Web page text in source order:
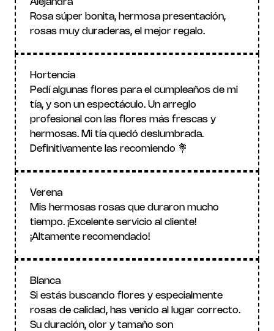
Alejandra
Rosa súper bonita, hermosa presentación,
rosas muy duraderas, el mejor regalo.
Hortencia
Pedí algunas flores para el cumpleaños de mi
tía, y son un espectáculo. Un arreglo
profesional con las flores más frescas y
hermosas. Mi tía quedó deslumbrada.
Definitivamente las recomiendo 💐
Verena
Mis hermosas rosas que duraron mucho
tiempo. ¡Excelente servicio al cliente!
¡Altamente recomendado!
Blanca
Si estás buscando flores y especialmente
rosas de calidad, has venido al lugar correcto.
Su duración, olor y tamaño son